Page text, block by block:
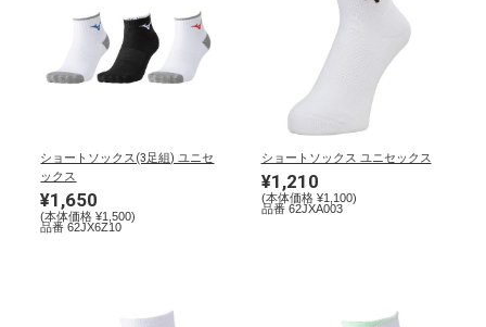
野球
ゴルフ
スイム
バレーボール
ショートソックス(3足組) ユニセ
ックス
¥1,650
(本体価格 ¥1,500)
品番 62JX6Z10
ショートソックス ユニセックス
¥1,210
(本体価格 ¥1,100)
品番 62JXA003